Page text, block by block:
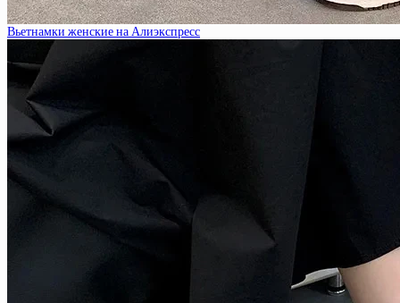
Вьетнамки женские на Алиэкспресс